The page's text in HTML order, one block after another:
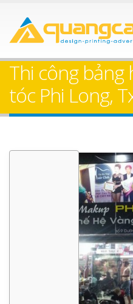
Thi công bảng
tóc Phi Long,